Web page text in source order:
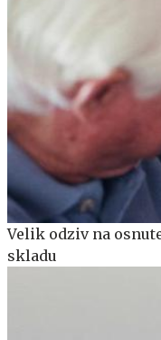
Velik odziv na
skladu